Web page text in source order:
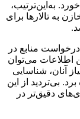
به‌این‌ترتیب،
به تالارها برای
منابع در
اطلاعات می‌توان
آنان، شناسایی
بی‌تردید از این
دقیق‌تر در